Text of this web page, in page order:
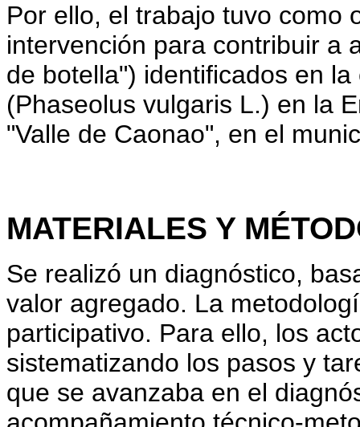
Por ello, el trabajo tuvo como
intervención para contribuir a
de botella") identificados en
(Phaseolus vulgaris L.) en la
"Valle de Caonao", en el
MATERIALES Y
Se realizó un diagnóstico,
valor agregado. La
participativo. Para ello, los
sistematizando los pasos y
que se avanzaba en el